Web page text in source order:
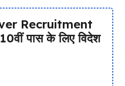
Recruitment
पास के लिए विदेश